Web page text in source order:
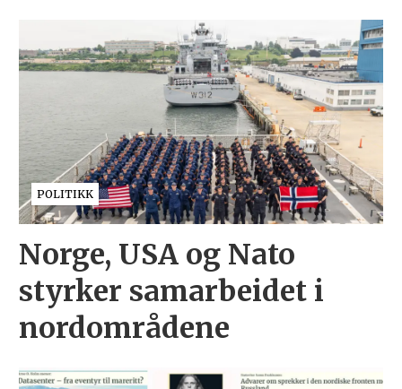
POLITIKK
Norge, USA og Nato
styrker samarbeidet i
nordområdene